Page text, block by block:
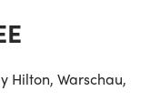
Hilton, Warschau,